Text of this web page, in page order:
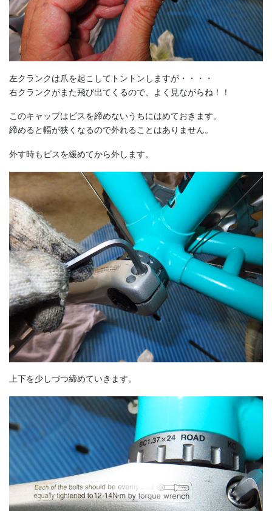
左クランクは爪を起こしてトントンしますが・・・・
右クランクがまた飛び出てくるので、よく見ながらね！！
このキャップはビスを締めないうちにはめておきます。
締めると幅が狭くなるので外れることはありません。
外す時もビスを緩めてから外します。
上下を少しづつ締めていきます。